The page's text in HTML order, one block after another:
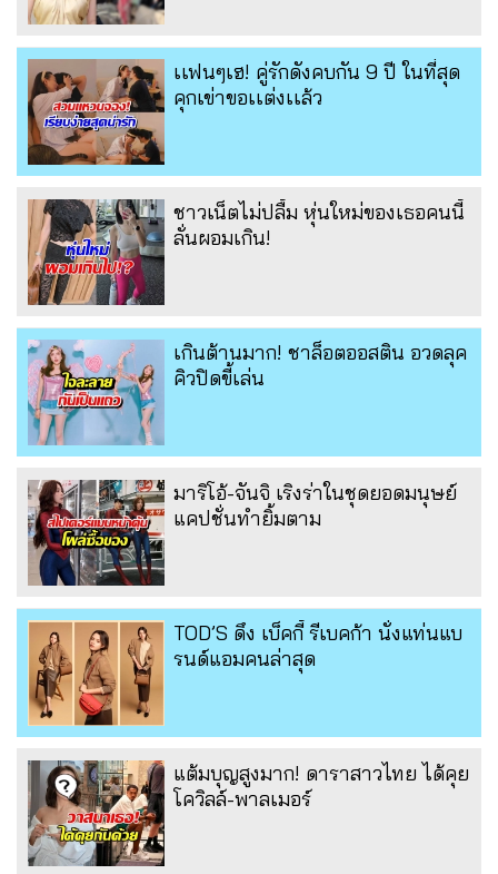
เเฟนๆเฮ! คู่รักดังคบกัน 9 ปี ในที่สุด
คุกเข่าขอเเต่งเเล้ว
ชาวเน็ตไม่ปลื้ม หุ่นใหม่ของเธอคนนี้
ลั่นผอมเกิน!
เกินต้านมาก! ชาล็อตออสติน อวดลุค
คิวปิดขี้เล่น
มาริโอ้-จันจิ เริงร่าในชุดยอดมนุษย์
แคปชั่นทำยิ้มตาม
TOD’S ดึง เบ็คกี้ รีเบคก้า นั่งแท่นแบ
รนด์แอมคนล่าสุด
แต้มบุญสูงมาก! ดาราสาวไทย ได้คุย
โควิลล์-พาลเมอร์